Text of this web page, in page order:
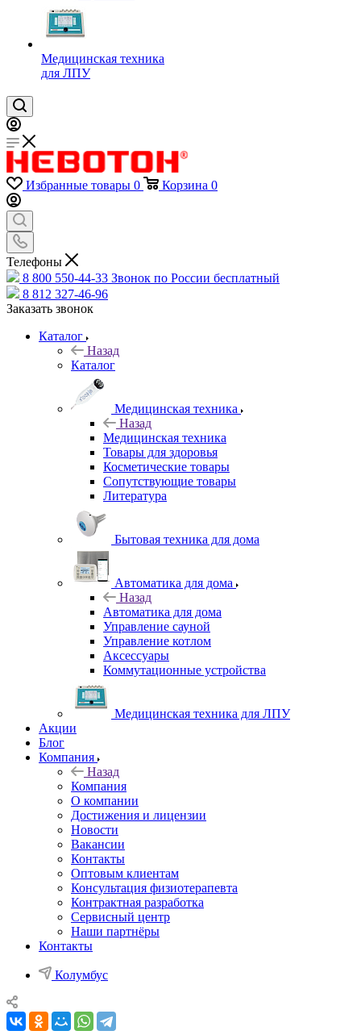
Медицинская техника
для ЛПУ
Избранные товары 0 Корзина 0
Телефоны
8 800 550-44-33 Звонок по России бесплатный
8 812 327-46-96
Заказать звонок
Каталог
Назад
Каталог
Медицинская техника
Назад
Медицинская техника
Товары для здоровья
Косметические товары
Сопутствующие товары
Литература
Бытовая техника для дома
Автоматика для дома
Назад
Автоматика для дома
Управление сауной
Управление котлом
Аксессуары
Коммутационные устройства
Медицинская техника для ЛПУ
Акции
Блог
Компания
Назад
Компания
О компании
Достижения и лицензии
Новости
Вакансии
Контакты
Оптовым клиентам
Консультация физиотерапевта
Контрактная разработка
Сервисный центр
Наши партнёры
Контакты
Колумбус